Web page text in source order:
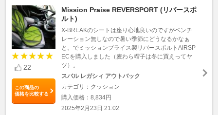
22
この商品の
価格を比較する
Mission Praise REVERSPORT (リバースポ
ルト)
X-BREAKのシートは座り心地良いのですがベンチ
レーション無しなので暑い季節にどうなるかなぁ
と。でミッションプライス製リバースポルトAIRSP
ECを購入しました（麦わら帽子は冬に買えってヤ
ツ）。 ...
スバル レガシィ アウトバック
カテゴリ：クッション
購入価格：8,834円
2025年2月23日 21:02